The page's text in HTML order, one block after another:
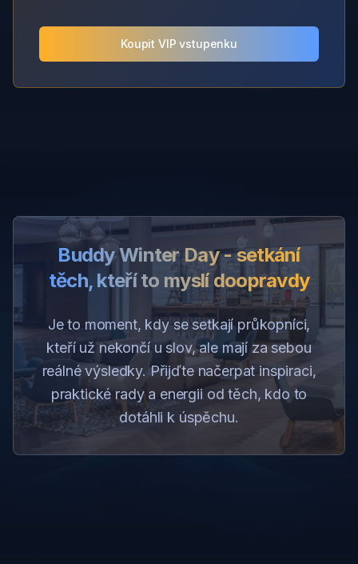
Koupit VIP vstupenku
Buddy Winter Day - setkání
těch, kteří to myslí doopravdy
Je to moment, kdy se setkají průkopníci,
kteří už nekončí u slov, ale mají za sebou
reálné výsledky. Přijďte načerpat inspiraci,
praktické rady a energii od těch, kdo to
dotáhli k úspěchu.